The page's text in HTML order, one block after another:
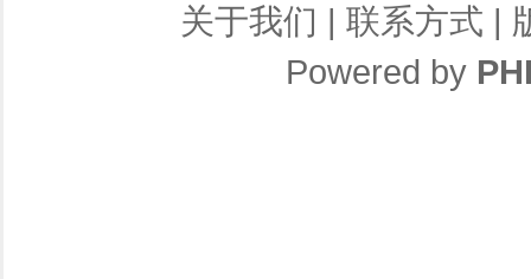
关于我们 | 联系方式 |
Powered by